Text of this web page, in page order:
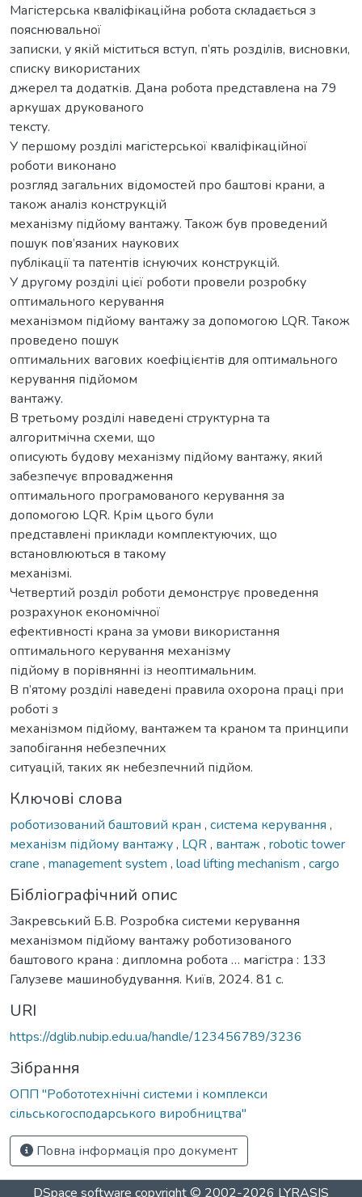
Магістерська кваліфікаційна робота складається з
пояснювальної
записки, у якій міститься вступ, п’ять розділів, висновки,
списку використаних
джерел та додатків. Дана робота представлена на 79
аркушах друкованого
тексту.
У першому розділі магістерської кваліфікаційної
роботи виконано
розгляд загальних відомостей про баштові крани, а
також аналіз конструкцій
механізму підйому вантажу. Також був проведений
пошук пов’язаних наукових
публікації та патентів існуючих конструкцій.
У другому розділі цієї роботи провели розробку
оптимального керування
механізмом підйому вантажу за допомогою LQR. Також
проведено пошук
оптимальних вагових коефіцієнтів для оптимального
керування підйомом
вантажу.
В третьому розділі наведені структурна та
алгоритмічна схеми, що
описують будову механізму підйому вантажу, який
забезпечує впровадження
оптимального програмованого керування за
допомогою LQR. Крім цього були
представлені приклади комплектуючих, що
встановлюються в такому
механізмі.
Четвертий розділ роботи демонструє проведення
розрахунок економічної
ефективності крана за умови використання
оптимального керування механізму
підйому в порівнянні із неоптимальним.
В п’ятому розділі наведені правила охорона праці при
роботі з
механізмом підйому, вантажем та краном та принципи
запобігання небезпечних
ситуацій, таких як небезпечний підйом.
Ключові слова
роботизований баштовий кран , система керування ,
механізм підйому вантажу, LQR, вантаж, robotic tower
crane , management system , load lifting mechanism , cargo
Бібліографічний опис
Закревський Б.В. Розробка системи керування
механізмом підйому вантажу роботизованого
баштового крана : дипломна робота … магістра : 133
Галузеве машинобудування. Київ, 2024. 81 с.
URI
https://dglib.nubip.edu.ua/handle/123456789/3236
Зібрання
ОПП "Робототехнічні системи і комплекси
сільськогосподарського виробництва"
Повна інформація про документ
DSpace software copyright © 2002-2026 LYRASIS